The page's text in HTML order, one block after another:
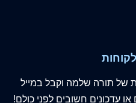
של תורה שלמה וקבל במייל
עדכונים חשובים לפני כולם!